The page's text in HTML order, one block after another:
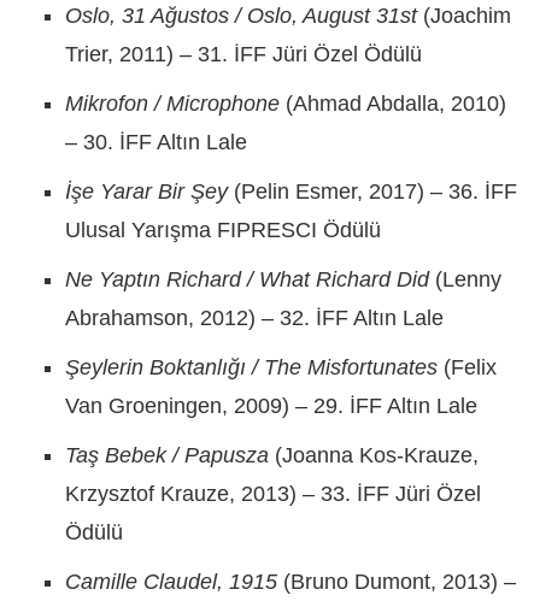
Oslo, 31 Ağustos / Oslo, August 31st(Joachim
Trier, 2011) – 31. İFF Jüri Özel Ödülü
Mikrofon / Microphone(Ahmad Abdalla, 2010)
– 30. İFF Altın Lale
İşe Yarar Bir Şey(Pelin Esmer, 2017) – 36. İFF
Ulusal Yarışma FIPRESCI Ödülü
Ne Yaptın Richard / What Richard Did(Lenny
Abrahamson, 2012) – 32. İFF Altın Lale
Şeylerin Boktanlığı / The Misfortunates(Felix
Van Groeningen, 2009) – 29. İFF Altın Lale
Taş Bebek / Papusza(Joanna Kos-Krauze,
Krzysztof Krauze, 2013) – 33. İFF Jüri Özel
Ödülü
Camille Claudel, 1915(Bruno Dumont, 2013) –